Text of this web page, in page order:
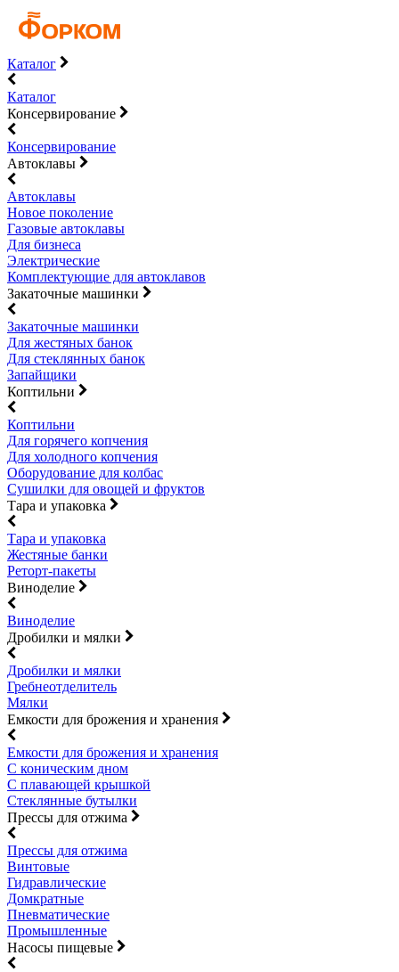
Каталог
Каталог
Консервирование
Консервирование
Автоклавы
Автоклавы
Новое поколение
Газовые автоклавы
Для бизнеса
Электрические
Комплектующие для автоклавов
Закаточные машинки
Закаточные машинки
Для жестяных банок
Для стеклянных банок
Запайщики
Коптильни
Коптильни
Для горячего копчения
Для холодного копчения
Оборудование для колбас
Сушилки для овощей и фруктов
Тара и упаковка
Тара и упаковка
Жестяные банки
Реторт-пакеты
Виноделие
Виноделие
Дробилки и мялки
Дробилки и мялки
Гребнеотделитель
Мялки
Емкости для брожения и хранения
Емкости для брожения и хранения
С коническим дном
С плавающей крышкой
Стеклянные бутылки
Прессы для отжима
Прессы для отжима
Винтовые
Гидравлические
Домкратные
Пневматические
Промышленные
Насосы пищевые